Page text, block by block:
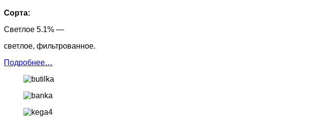
Сорта:
Светлое 5.1% —
светлое, фильтрованное.
Подробнее…